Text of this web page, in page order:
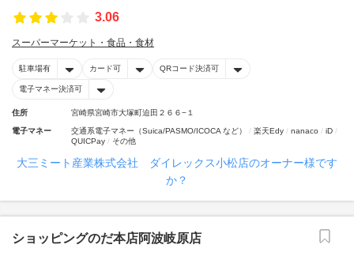
3.06
スーパーマーケット・食品・食材
駐車場有 カード可 QRコード決済可
電子マネー決済可
住所 宮崎県宮崎市大塚町迫田２６６−１
電子マネー 交通系電子マネー（Suica/PASMO/ICOCA など） 楽天Edy nanaco
iD
QUICPay
その他
大三ミート産業株式会社 ダイレックス小松店のオーナー様です
か？
ショッピングのだ本店阿波岐原店